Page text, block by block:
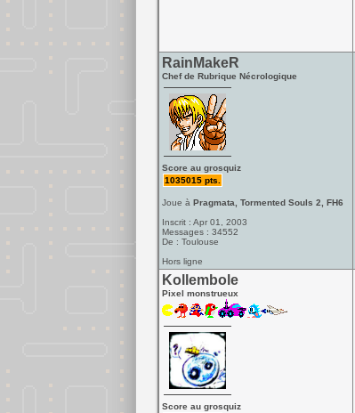
RainMakeR
Chef de Rubrique Nécrologique
Score au grosquiz
1035015 pts.
Joue à Pragmata, Tormented Souls 2, FH6
Inscrit : Apr 01, 2003
Messages : 34552
De : Toulouse
Hors ligne
Kollembole
Pixel monstrueux
Score au grosquiz